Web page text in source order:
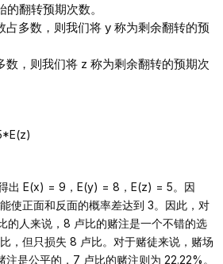
翻转预期次数。
占多数，则我们将 y 称为剩余翻转的预
数，则我们将 z 称为剩余翻转的预期次
出 E(x) = 9，E(y) = 8，E(z) = 5。因
使正面和反面的概率差达到 3。因此，对
的人来说，8 卢比的赌注是一个不错的选
，但只损失 8 卢比。对于赌徒来说，赌场
注是公平的，7 卢比的赌注则为 22.22%。